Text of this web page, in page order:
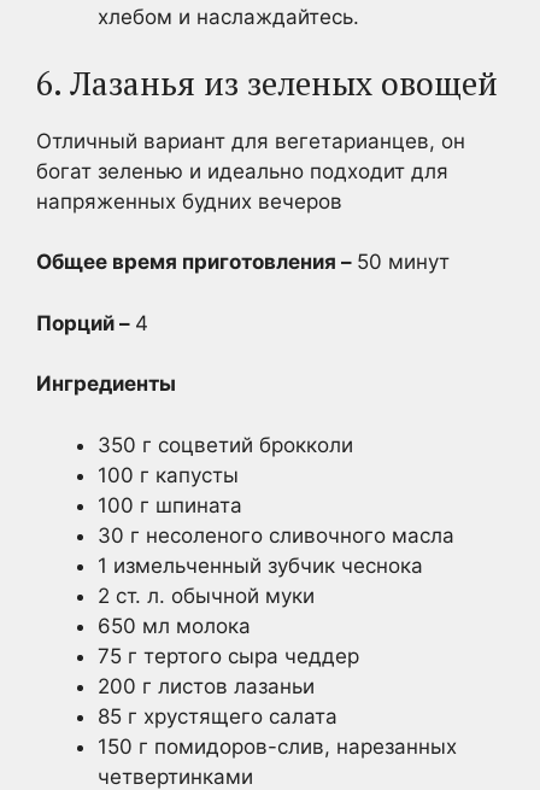
хлебом и наслаждайтесь.
6. Лазанья из зеленых овощей
Отличный вариант для вегетарианцев, он
богат зеленью и идеально подходит для
напряженных будних вечеров
Общее время приготовления – 50 минут
Порций – 4
Ингредиенты
350 г соцветий брокколи
100 г капусты
100 г шпината
30 г несоленого сливочного масла
1 измельченный зубчик чеснока
2 ст. л. обычной муки
650 мл молока
75 г тертого сыра чеддер
200 г листов лазаньи
85 г хрустящего салата
150 г помидоров-слив, нарезанных
четвертинками